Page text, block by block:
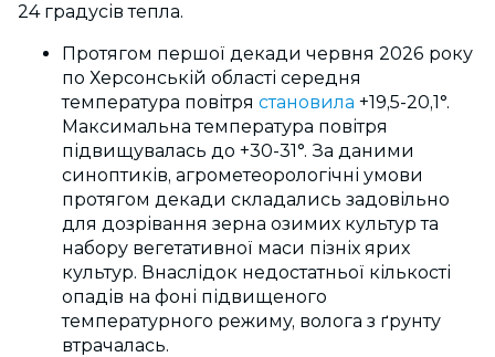
24 градусів тепла.
Протягом першої декади червня 2026 року
по Херсонській області середня
температура повітря становила +19,5-20,1°.
Максимальна температура повітря
підвищувалась до +30-31°. За даними
синоптиків, агрометеорологічні умови
протягом декади складались задовільно
для дозрівання зерна озимих культур та
набору вегетативної маси пізніх ярих
культур. Внаслідок недостатньої кількості
опадів на фоні підвищеного
температурного режиму, волога з ґрунту
втрачалась.